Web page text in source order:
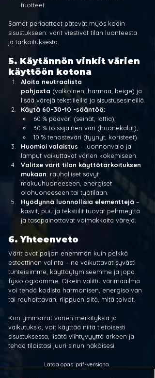
tuotteet.
Samat periaatteet pätevät myös kodin
sisustukseen: värit viestivät tilan luonteesta
ja tarkoituksesta.
5. Käytännön vinkit värien
käyttöön kotona
Aloita neutraalista
pohjasta (valkoinen, harmaa, beige) ja
lisää värejä tekstiileillä ja sisustusesineillä.
Käytä 60–30–10 -sääntöä:
60 % pääväri (seinät, lattia),
30 % toissijainen väri (huonekalut),
10 % tehosteväri (tyynyt, koristeet).
Huomioi valaistus – luonnonvalo ja
lamput vaikuttavat värien kokemiseen.
Valitse värit tilan käyttötarkoituksen
mukaan: rauhalliset sävyt
makuuhuoneeseen, energiset
olohuoneeseen tai työtilaan.
Hyödynnä luonnollisia elementtejä –
kasvit, puu ja tekstiilit tuovat pehmeyttä
ja tasapainottavat voimakkaita värejä.
6. Yhteenveto
Värit ovat paljon enemmän kuin pelkkä
esteettinen valinta – ne vaikuttavat syvästi
tunteisiimme, käyttäytymiseemme ja jopa
fysiologiaamme. Oikein valittu värimaailma
voi tehdä kodista harmonisen, energisoivan
tai rauhoittavan, riippuen siitä, mitä toivot.
Kun ymmärrät värien merkityksiä ja
vaikutuksia, voit käyttää niitä tietoisesti
sisustuksessa, lisätä viihtyvyyttä arkeen ja
tehdä tiloistasi juuri sinun näköisesi.
Lataa opas .pdf-versiona.